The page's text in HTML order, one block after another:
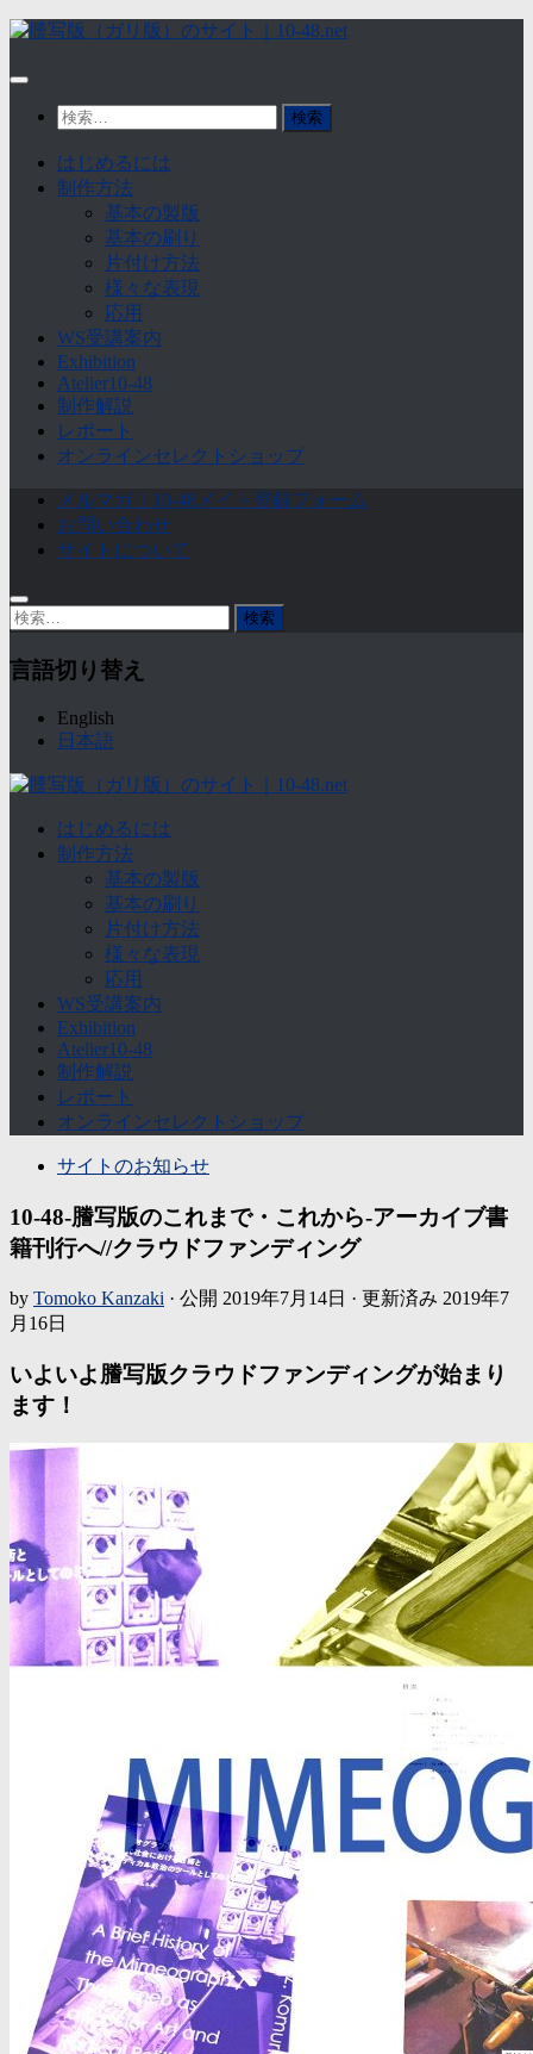
Skip
検
はじめるには
制作方法
基本の製版
基本の刷り
片付け方法
様々な表現
応用
WS受講案内
Exhibition
Atelier10-48
制作解説
レポート
オンラインセレクトショップ
メルマガ｜10-48メイト登録フォーム
お問い合わせ
サイトについて
検
言語切り替え
English
日本語
はじめるには
制作方法
基本の製版
基本の刷り
片付け方法
様々な表現
応用
WS受講案内
Exhibition
Atelier10-48
制作解説
レポート
オンラインセレクトショップ
サイトのお知らせ
10-48-謄写版のこれまで・これから-アーカイブ書
籍刊行へ//クラウドファンディング
by Tomoko Kanzaki · 公開 2019年7月14日 · 更新済み 2019年7
月16日
いよいよ謄写版クラウドファンディングが始まり
ます！